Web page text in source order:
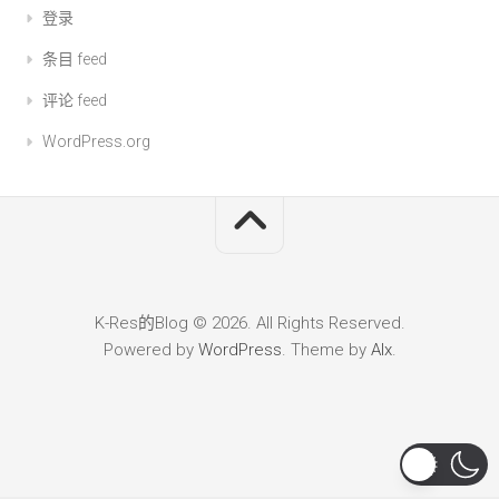
登录
条目 feed
评论 feed
WordPress.org
K-Res的Blog © 2026. All Rights Reserved.
Powered by WordPress. Theme by Alx.